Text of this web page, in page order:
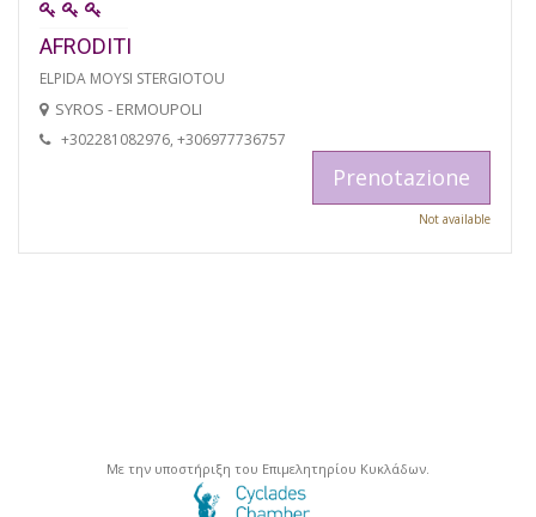
AFRODITI
ELPIDA MOYSI STERGIOTOU
SYROS - ERMOUPOLI
+302281082976, +306977736757
Prenotazione
Not available
Με την υποστήριξη του Επιμελητηρίου Κυκλάδων.